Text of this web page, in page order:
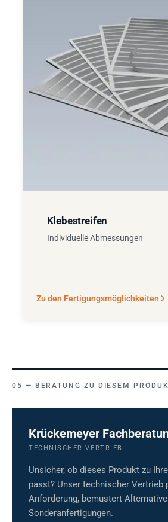
Klebestreifen
Individuelle Abmessungen
Zu den Fertigungsmöglichkeiten
BERATUNG ZU DIESEM
Krückemeyer
TECHNISCHER VERTRIEB
Unsicher, ob dieses Produkt zu
passt? Unser technischer Vertrieb
Anforderung, bemustert
Sonderanfertigungen.